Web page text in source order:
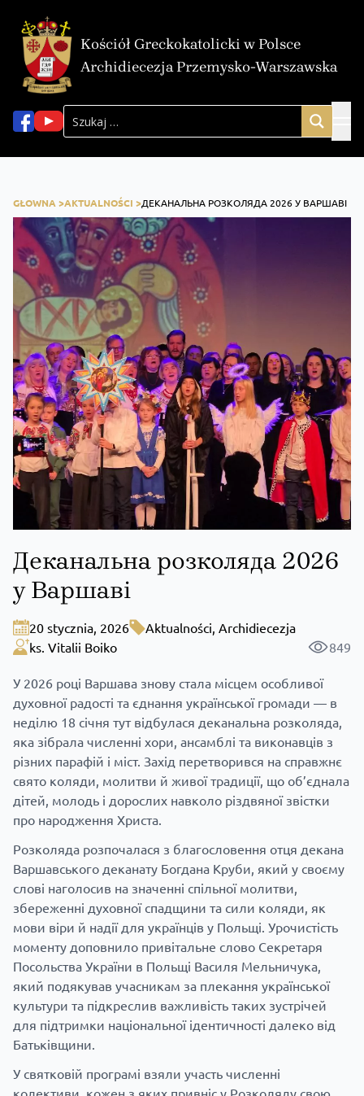
Kościół Greckokatolicki w Polsce
Archidiecezja Przemysko-Warszawska
GŁOWNA >AKTUALNOŚCI >ДЕКАНАЛЬНА РОЗКОЛЯДА 2026 У ВАРШАВІ
Деканальна розколяда 2026
у Варшаві
20 stycznia, 2026 Aktualności, Archidiecezja
ks. Vitalii Boiko
849
У 2026 році Варшава знову стала місцем особливої
духовної радості та єднання української громади — в
неділю 18 січня тут відбулася деканальна розколяда,
яка зібрала численні хори, ансамблі та виконавців з
різних парафій і міст. Захід перетворився на справжнє
свято коляди, молитви й живої традиції, що об’єднала
дітей, молодь і дорослих навколо різдвяної звістки
про народження Христа.
Розколяда розпочалася з благословення отця декана
Варшавського деканату Богдана Круби, який у своєму
слові наголосив на значенні спільної молитви,
збереженні духовної спадщини та сили коляди, як
мови віри й надії для українців у Польщі. Урочистість
моменту доповнило привітальне слово Секретаря
Посольства України в Польщі Василя Мельничука,
який подякував учасникам за плекання української
культури та підкреслив важливість таких зустрічей
для підтримки національної ідентичності далеко від
Батьківщини.
У святковій програмі взяли участь численні